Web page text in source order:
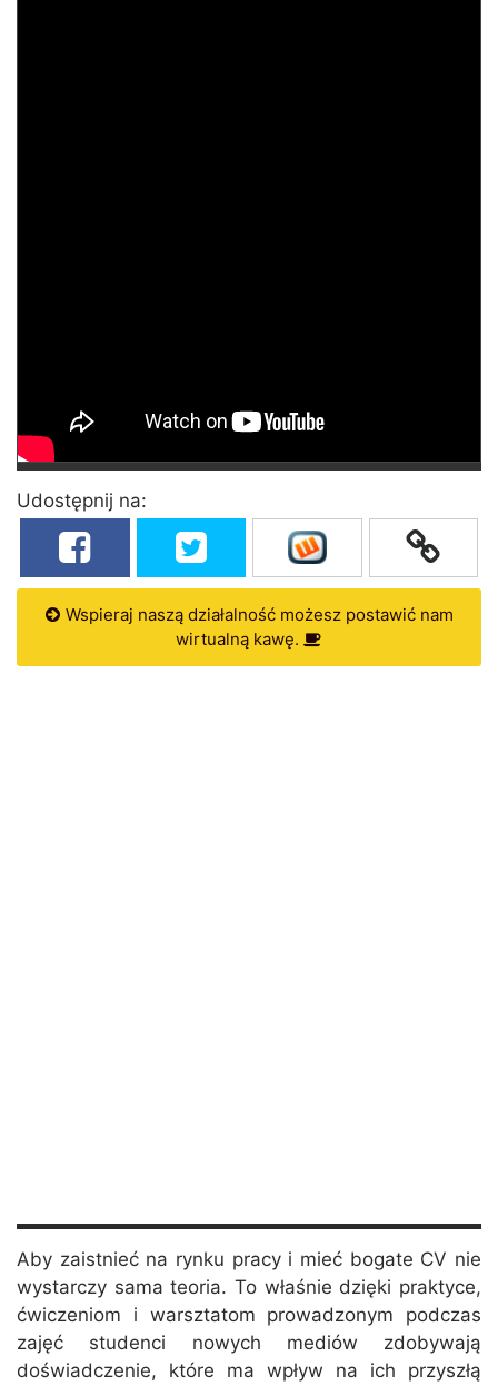
Udostępnij na:
Wspieraj naszą działalność możesz postawić nam
wirtualną kawę.
Aby zaistnieć na rynku pracy i mieć bogate CV nie
wystarczy sama teoria. To właśnie dzięki praktyce,
ćwiczeniom i warsztatom prowadzonym podczas
zajęć studenci nowych mediów zdobywają
doświadczenie, które ma wpływ na ich przyszłą